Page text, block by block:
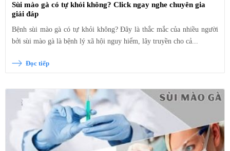
Sùi mào gà có tự khỏi không? Click ngay nghe chuyên gia
giải đáp
Bệnh sùi mào gà có tự khỏi không? Đây là thắc mắc của nhiều người
bởi sùi mào gà là bệnh lý xã hội nguy hiểm, lây truyền cho cả...
Đọc tiếp